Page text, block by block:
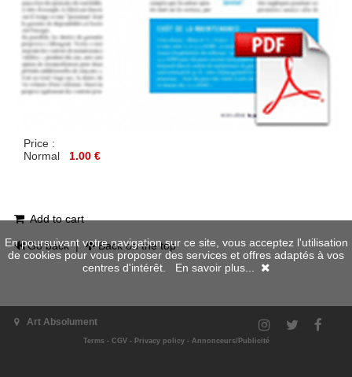
Price :
Normal
1.00 €
Add to cart
Go back| Back on the top
Art Absolument
Terms- CGV- Privacy policy- Annonceurs/Publicité
En poursuivant votre navigation sur ce site, vous acceptez l'utilisation
de cookies pour vous proposer des services et offres adaptés à vos
centres d'intérêt. En savoir plus...